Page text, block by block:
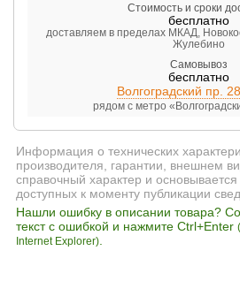
Стоимость и сроки
бесплатно
доставляем в пределах МКАД,
Жулебино
Самовывоз
бесплатно
Волгоградский пр.
рядом с метро
Информация о технических
производителя, гарантии, внешнем
справочный характер и
доступных к моменту публикации
Нашли ошибку в описании товара?
текст с ошибкой и нажмите Ctrl+Enter
Internet Explorer)